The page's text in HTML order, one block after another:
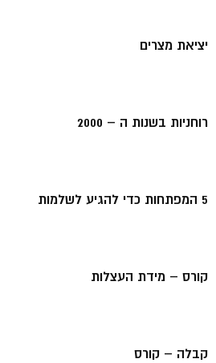
יציאת מצרים
רוחניות בשנות ה – 2000
5 המפתחות כדי להגיע לשלמות
קורס – מידת העצלות
קבלה – קורס